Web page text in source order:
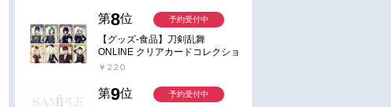
第8位
【グッズ-食品】刀剣乱舞
ONLINE クリアカードコレクショ
ンガム
￥220
予約受付中
第9位 予約受付中